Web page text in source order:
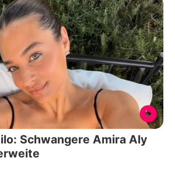
Schwangere Amira Aly